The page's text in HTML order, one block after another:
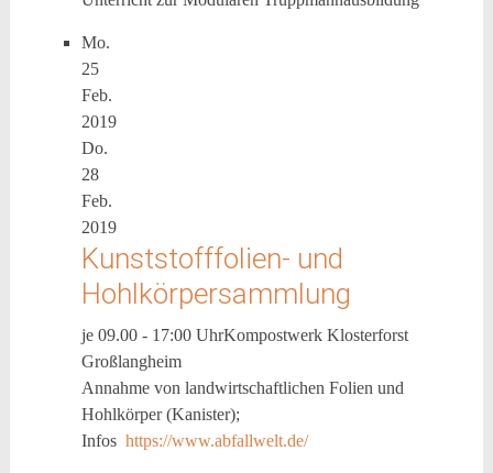
Mo.
25
Feb.
2019
Do.
28
Feb.
2019
Kunststofffolien- und
Hohlkörpersammlung
je 09.00 - 17:00 UhrKompostwerk Klosterforst
Großlangheim
Annahme von landwirtschaftlichen Folien und
Hohlkörper (Kanister);
Infos https://www.abfallwelt.de/